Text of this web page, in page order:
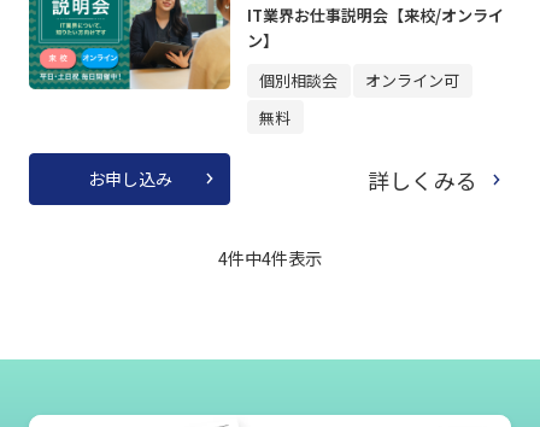
IT業界お仕事説明会【来校/オンライ
ン】
個別相談会
オンライン可
無料
お申し込み 詳しくみる
4件中4件表示